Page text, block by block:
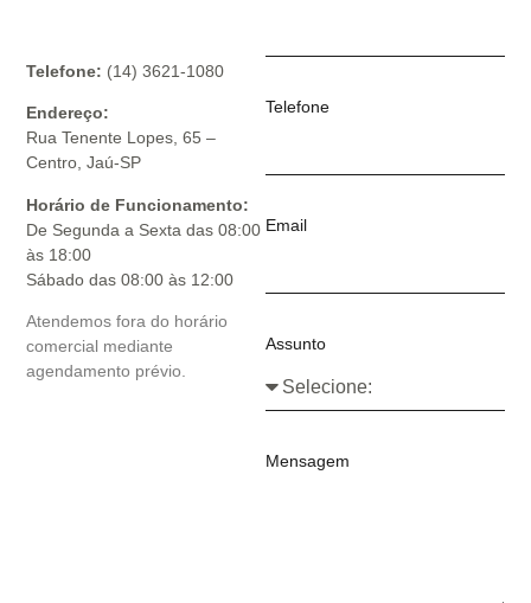
Telefone: (14) 3621-1080
Endereço:
Rua Tenente Lopes, 65 –
Centro, Jaú-SP
Horário de Funcionamento:
De Segunda a Sexta das 08:00
às 18:00
Sábado das 08:00 às 12:00
Atendemos fora do horário
comercial mediante
agendamento prévio.
Telefone
Email
Assunto
Mensagem